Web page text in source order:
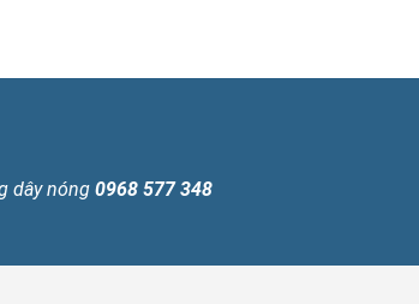
dây nóng 0968 577 348